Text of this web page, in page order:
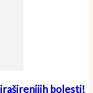
bolesti!